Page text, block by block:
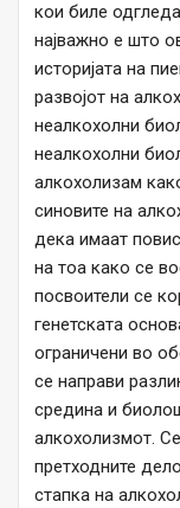
кои биле
најважно е што
историјата на
развојот на
неалкохолни
неалкохолни
алкохолизам
синовите на
дека имаат
на тоа како се
посвоители се
генетската
ограничени во
се направи
средина и
алкохолизмот.
претходните
стапка на